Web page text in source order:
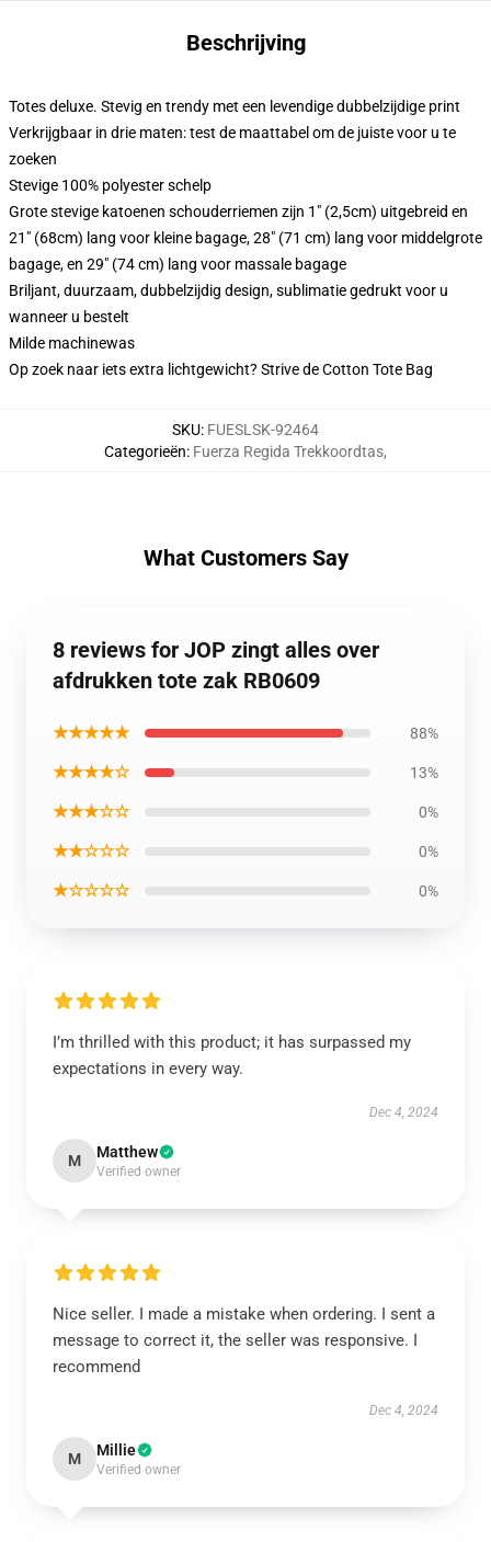
Beschrijving
Totes deluxe. Stevig en trendy met een levendige dubbelzijdige print
Verkrijgbaar in drie maten: test de maattabel om de juiste voor u te
zoeken
Stevige 100% polyester schelp
Grote stevige katoenen schouderriemen zijn 1" (2,5cm) uitgebreid en
21" (68cm) lang voor kleine bagage, 28" (71 cm) lang voor middelgrote
bagage, en 29" (74 cm) lang voor massale bagage
Briljant, duurzaam, dubbelzijdig design, sublimatie gedrukt voor u
wanneer u bestelt
Milde machinewas
Op zoek naar iets extra lichtgewicht? Strive de Cotton Tote Bag
SKU: FUESLSK-92464
Categorieën: Fuerza Regida Trekkoordtas,
What Customers Say
8 reviews for JOP zingt alles over
afdrukken tote zak RB0609
★★★★★ 88%
★★★★☆ 13%
★★★☆☆ 0%
★★☆☆☆ 0%
★☆☆☆☆ 0%
I’m thrilled with this product; it has surpassed my
expectations in every way.
Dec 4, 2024
M Matthew
Verified owner
Nice seller. I made a mistake when ordering. I sent a
message to correct it, the seller was responsive. I
recommend
Dec 4, 2024
M Millie
Verified owner